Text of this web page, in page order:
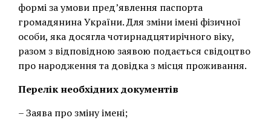
формі за умови пред’явлення паспорта
громадянина України. Для зміни імені фізичної
особи, яка досягла чотирнадцятирічного віку,
разом з відповідною заявою подається свідоцтво
про народження та довідка з місця проживання.
Перелік необхідних документів
– Заява про зміну імені;